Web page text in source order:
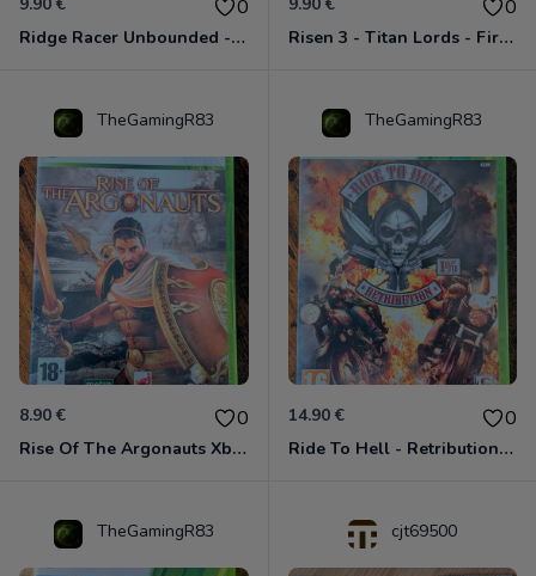
0
Ridge Racer Unbounded - Édition Limitée Xbox 360
0
Risen 3 - Titan Lords - First Edition Xbox 360
TheGamingR83
8.90 € 0
Rise Of The Argonauts Xbox 360
TheGamingR83
14.90 € 0
Ride To Hell - Retribution Xbox 360
TheGamingR83 cjt69500